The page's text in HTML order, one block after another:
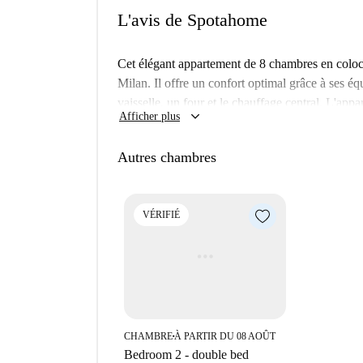
L'avis de Spotahome
Cet élégant appartement de 8 chambres en
Milan. Il offre un confort optimal grâce à ses
vaisselle, un four et le chauffage central.
meublé avec goût pour offrir un cadre de vie
Spotahome, gage de son authenticité et de sa
situent également à proximité. Enfin, des
Afficher plus keyboard_arrow_down
Autres chambres
VÉRIFIÉ
CHAMBRE■À PARTIR DU 08 AOÛT
Bedroom 2 - double bed